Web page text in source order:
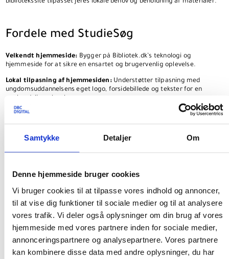
Samtykke Detaljer Om
Denne hjemmeside bruger cookies
Vi bruger cookies til at tilpasse vores indhold og annoncer,
til at vise dig funktioner til sociale medier og til at analysere
vores trafik. Vi deler også oplysninger om din brug af vores
hjemmeside med vores partnere inden for sociale medier,
annonceringspartnere og analysepartnere. Vores partnere
kan kombinere disse data med andre oplysninger, du har
bibliotekssite tilpasset jeres lokale behov og beholdning af materialer.
Fordele med StudieSøg
Velkendt hjemmeside: Bygger på Bibliotek.dk’s teknologi og
hjemmeside for at sikre en ensartet og brugervenlig oplevelse.
Lokal tilpasning af hjemmesiden:Understøtter tilpasning med
ungdomsuddannelsens eget logo, forsidebillede og tekster for en
Avanceret søgning efter materialer:
StudieSøg anvender avanceret
søgning, kendt fra Bibliotek.dk, for at gøre det nemt og effektivt at
understøtter søgning i kilder, som uddannelsen definerer og opsætter i
prioriteringer.
Placering og bestilling i StudieSøg med Cicero-integration:
Materialers placering vises direkte i StudieSøg sammen med mulighed
for at se detaljeret status via link til Cicero Surf. Hvis biblioteket ønsker
det, kan materialer desuden bestilles via StudieSøg.
Brugervenlige funktioner:Tjenesten inkluderer funktioner som